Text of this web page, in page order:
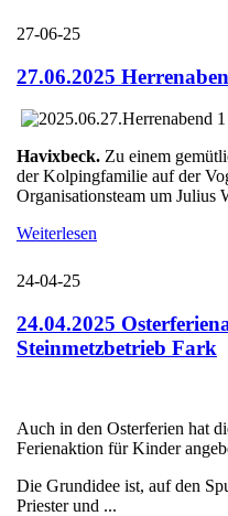
27-06-25
27.06.2025
Havixbeck. Zu einem
der Kolpingfamilie auf der
Organisationsteam um Julius
Weiterlesen
24-04-25
24.04.2025
Steinmetzbetrieb Fark
Auch in den Osterferien hat
Ferienaktion für Kinder
Die Grundidee ist, auf den
Priester und ...